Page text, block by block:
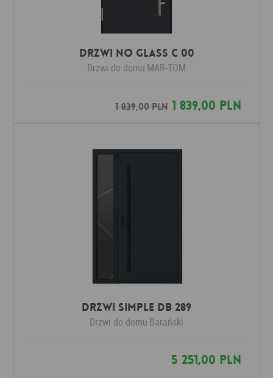
Drzwi No Glass C 00
Drzwi do domu MAR-TOM
1 839,00 PLN1 839,00 PLN
Drzwi SIMPLE DB 289
Drzwi do domu Barański
5 251,00 PLN